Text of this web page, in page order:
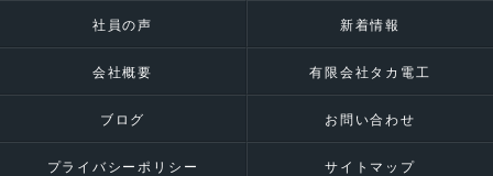
社員の声 新着情報
会社概要 有限会社タカ電工
ブログ お問い合わせ
プライバシーポリシー サイトマップ